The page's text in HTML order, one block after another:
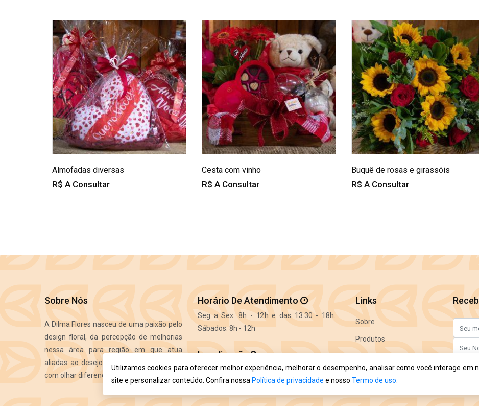
Almofadas diversas
R$ A Consultar
Cesta com vinho
R$ A Consultar
Buquê de rosas e girassóis
R$ A Consultar
Utilizamos cookies para oferecer melhor experiência, melhorar o desempenho, analisar como você interage em
site e personalizar conteúdo. Confira nossa Política de privacidade e nosso Termo de uso.
Sobre Nós
A Dilma Flores nasceu de uma paixão pelo
design floral, da percepção de melhorias
nessa área para região em que atua
aliadas ao desejo de atender as pessoas
com olhar diferenciado e exigente.
Horário De Atendimento
Seg a Sex: 8h - 12h e das 13:30 - 18h.
Sábados: 8h - 12h
Localização
R. Emílio Altemburg, 82 - Centro,
Ituporanga - SC, 88400-000
Links
Sobre
Produtos
Contato